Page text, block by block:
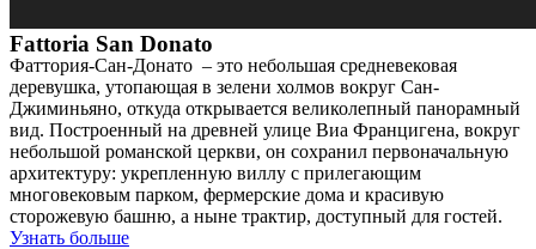
Fattoria San Donato
Фаттория-Сан-Донато – это небольшая средневековая
деревушка, утопающая в зелени холмов вокруг Сан-
Джиминьяно, откуда открывается великолепный панорамный
вид. Построенный на древней улице Виа Францигена, вокруг
небольшой романской церкви, он сохранил первоначальную
архитектуру: укрепленную виллу с прилегающим
многовековым парком, фермерские дома и красивую
сторожевую башню, а ныне трактир, доступный для гостей.
Узнать больше